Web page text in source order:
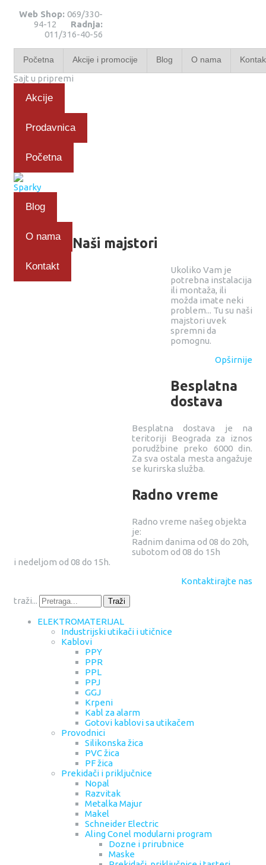
Web Shop: 069/330-
94-12 Radnja:
011/316-40-56
Početna Akcije i promocije Blog O nama
Sajt u pripremi
Akcije
Prodavnica
Početna
Blog
O nama
Kontakt
Naši majstori
Ukoliko Vam je
potrebna instalacija
ili montaža, ili
možda imate neki
problem... Tu su naši
majstori uvek
spremni da
pomognu.
Opširnije
Besplatna
dostava
Besplatna dostava je na
teritoriji Beograda za iznos
porudžbine preko 6000 din.
Za sva ostala mesta angažuje
se kurirska služba.
Radno vreme
Radno vreme našeg objekta
je:
Radnim danima od 08 do 20h,
subotom od 08 do 15h
i nedeljom od 08 do 15h.
Kontaktirajte nas
traži...
Traži
ELEKTROMATERIJAL
Industrijski utikači i utičnice
Kablovi
PPY
PPR
PPL
PPJ
GGJ
Krpeni
Kabl za alarm
Gotovi kablovi sa utikačem
Provodnici
Silikonska žica
PVC žica
PF žica
Prekidači i priključnice
Nopal
Razvitak
Metalka Majur
Makel
Schneider Electric
Aling Conel modularni program
Dozne i prirubnice
Maske